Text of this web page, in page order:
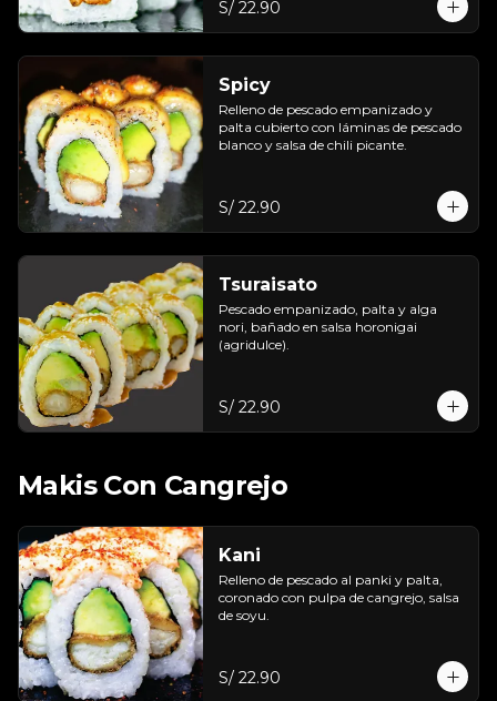
S/ 22.90
Spicy
Relleno de pescado empanizado y
palta cubierto con láminas de pescado
blanco y salsa de chili picante.
S/ 22.90
Tsuraisato
Pescado empanizado, palta y alga
nori, bañado en salsa horonigai
(agridulce).
S/ 22.90
Makis Con Cangrejo
Kani
Relleno de pescado al panki y palta,
coronado con pulpa de cangrejo, salsa
de soyu.
S/ 22.90